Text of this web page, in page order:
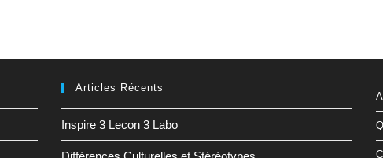
Articles Récents
Inspire 3 Lecon 3 Labo